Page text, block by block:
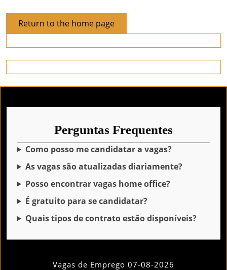
Return to the home pageReturn
to
the
home
page
Perguntas Frequentes
Como posso me candidatar a vagas?
As vagas são atualizadas diariamente?
Posso encontrar vagas home office?
É gratuito para se candidatar?
Quais tipos de contrato estão disponíveis?
Vagas de Emprego 07-08-2026